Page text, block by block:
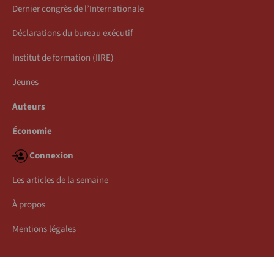
Dernier congrès de l’Internationale
Déclarations du bureau exécutif
Institut de formation (IIRE)
Jeunes
Auteurs
Économie
Connexion
Les articles de la semaine
À propos
Mentions légales